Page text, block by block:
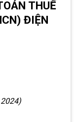
THUẾ
ĐIỆN